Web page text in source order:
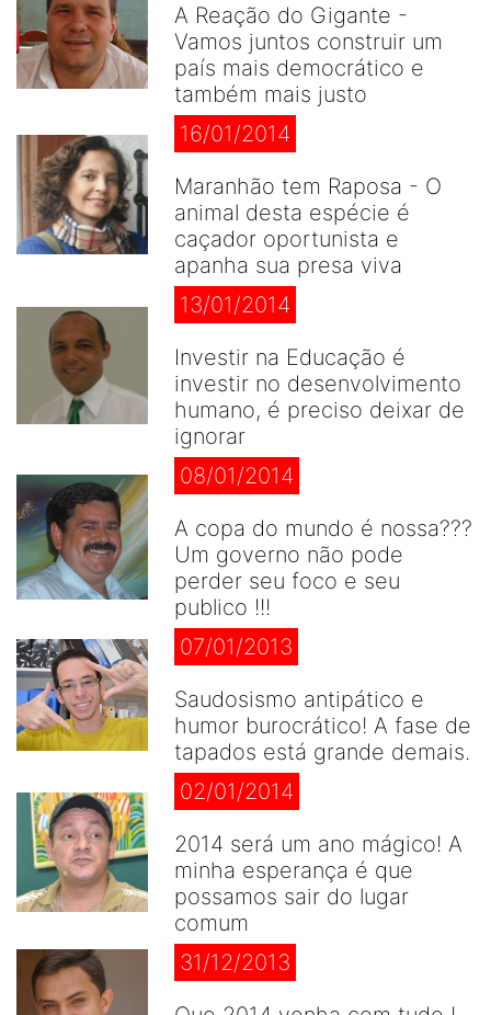
A Reação do Gigante -
Vamos juntos construir um
país mais democrático e
também mais justo
16/01/2014
Maranhão tem Raposa - O
animal desta espécie é
caçador oportunista e
apanha sua presa viva
13/01/2014
Investir na Educação é
investir no desenvolvimento
humano, é preciso deixar de
ignorar
08/01/2014
A copa do mundo é nossa???
Um governo não pode
perder seu foco e seu
publico !!!
07/01/2013
Saudosismo antipático e
humor burocrático! A fase de
tapados está grande demais.
02/01/2014
2014 será um ano mágico! A
minha esperança é que
possamos sair do lugar
comum
31/12/2013